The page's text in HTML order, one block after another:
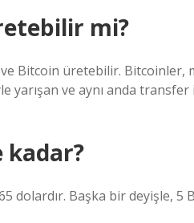
mi?
Bitcoin üretebilir. Bitcoinler,
yarışan ve aynı anda
kadar?
dolardır. Başka bir deyişle,